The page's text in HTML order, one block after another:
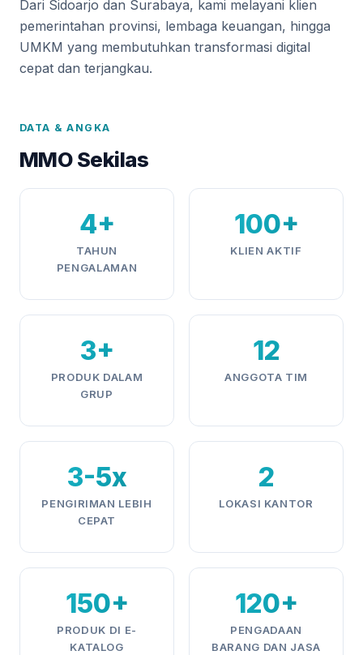
Dari Sidoarjo dan Surabaya, kami melayani klien
pemerintahan provinsi, lembaga keuangan, hingga
UMKM yang membutuhkan transformasi digital
cepat dan terjangkau.
DATA & ANGKA
MMO Sekilas
4+
TAHUN
PENGALAMAN
100+
KLIEN AKTIF
3+
PRODUK DALAM
GRUP
12
ANGGOTA TIM
3-5x
PENGIRIMAN LEBIH
CEPAT
2
LOKASI KANTOR
150+
PRODUK DI E-
KATALOG
120+
PENGADAAN
BARANG DAN JASA